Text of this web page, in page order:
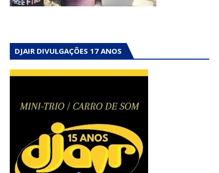
DJAIR DIVULGAÇÕES 17 ANOS